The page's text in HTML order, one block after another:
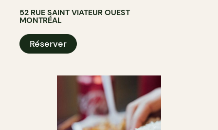
52 RUE SAINT VIATEUR OUEST
MONTRÉAL
Réserver